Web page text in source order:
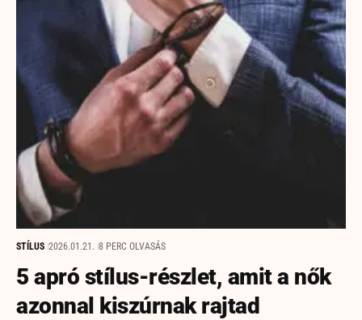
STÍLUS 2026.01.21. 8 PERC OLVASÁS
5 apró stílus-részlet, amit a nők
azonnal kiszúrnak rajtad